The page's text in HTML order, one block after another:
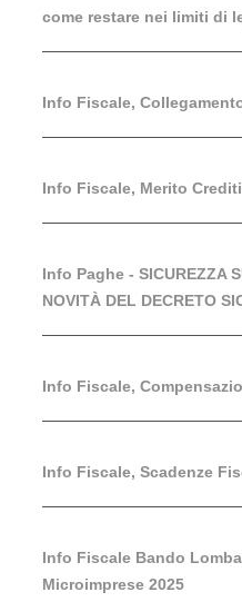
come restare nei limiti di
Info Fiscale,
Info Fiscale, Merito
Info Paghe - SICUREZZA
NOVITÀ DEL DECRETO
Info Fiscale,
Info Fiscale, Scadenze
Info Fiscale Bando
Microimprese 2025